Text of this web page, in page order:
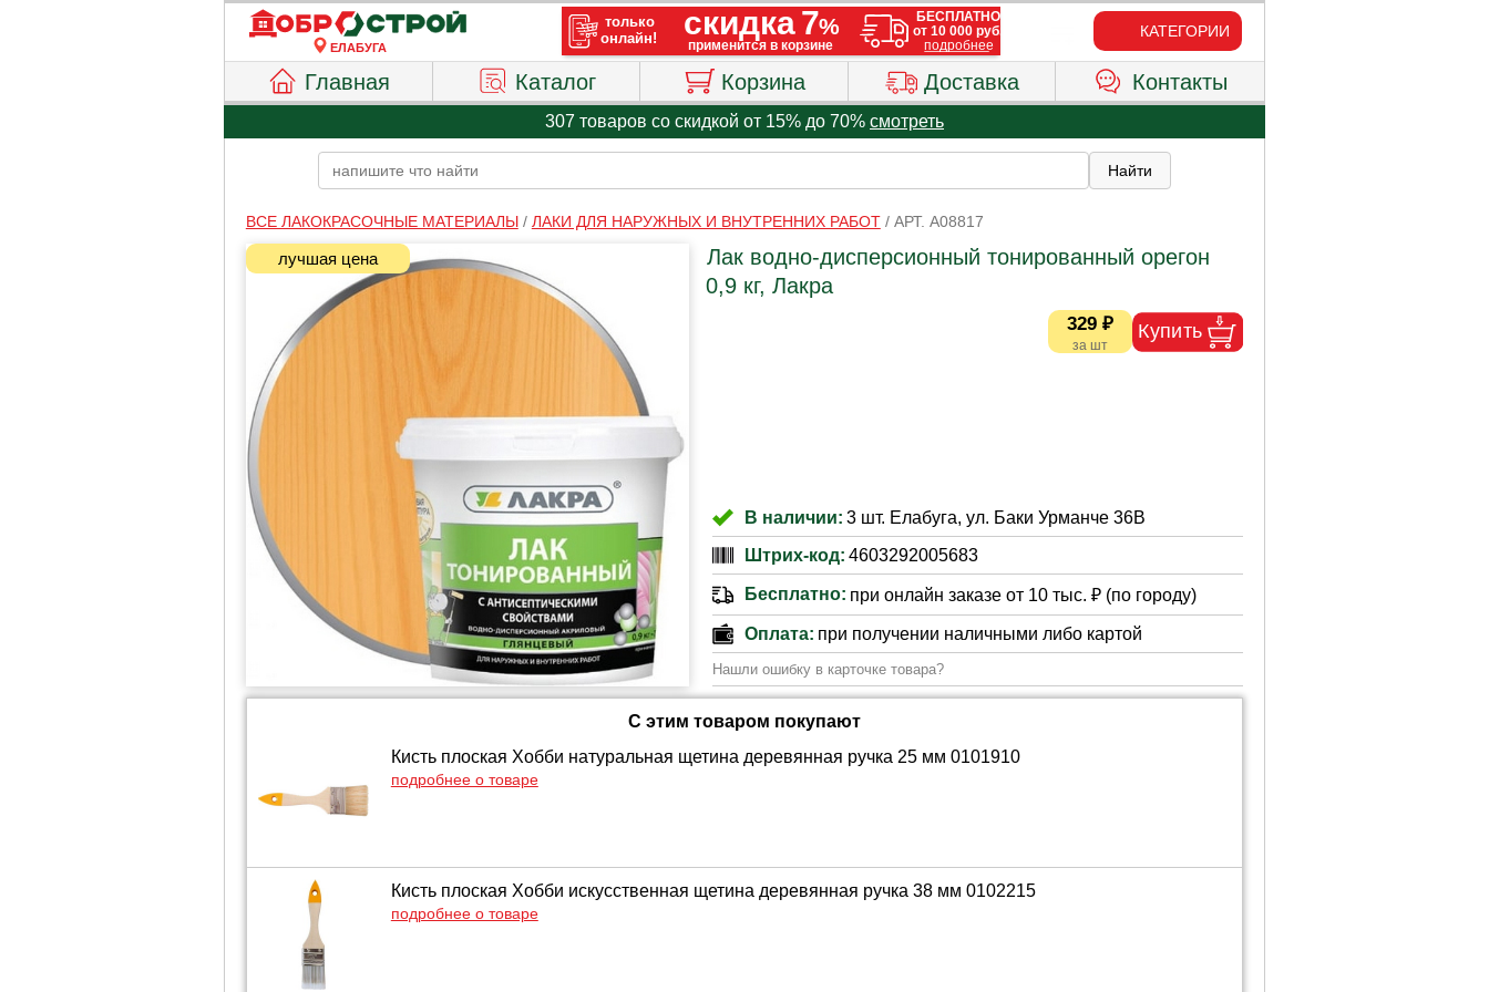
ЕЛАБУГА
КАТЕГОРИИ
Главная Каталог Корзина Доставка Контакты
307 товаров со скидкой от 15% до 70% смотреть
ВСЕ ЛАКОКРАСОЧНЫЕ МАТЕРИАЛЫ/ ЛАКИ ДЛЯ НАРУЖНЫХ И ВНУТРЕННИХ РАБОТ/ АРТ. A08817
Лак водно-дисперсионный тонированный орегон
0,9 кг, Лакра
329 ₽
В наличии: 3 шт. Елабуга, ул. Баки Урманче 36В
Штрих-код: 4603292005683
Бесплатно: при онлайн заказе от 10 тыс. ₽ (по городу)
Оплата: при получении наличными либо картой
Нашли ошибку в карточке товара?
С этим товаром покупают
Кисть плоская Хобби натуральная щетина деревянная ручка 25 мм 0101910
подробнее о товаре
Кисть плоская Хобби искусственная щетина деревянная ручка 38 мм 0102215
подробнее о товаре